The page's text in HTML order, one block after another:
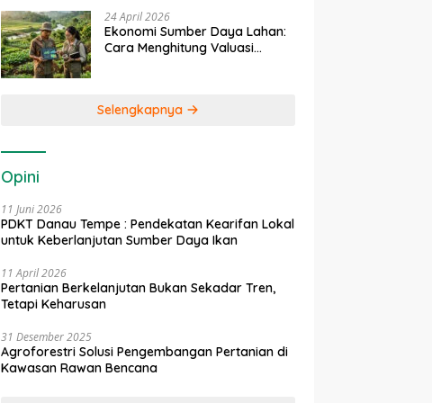
24 April 2026
Ekonomi Sumber Daya Lahan:
Cara Menghitung Valuasi
Selengkapnya
Opini
11 Juni 2026
PDKT Danau Tempe : Pendekatan Kearifan Lokal
untuk Keberlanjutan Sumber Daya Ikan
11 April 2026
Pertanian Berkelanjutan Bukan Sekadar Tren,
Tetapi Keharusan
31 Desember 2025
Agroforestri Solusi Pengembangan Pertanian di
Kawasan Rawan Bencana